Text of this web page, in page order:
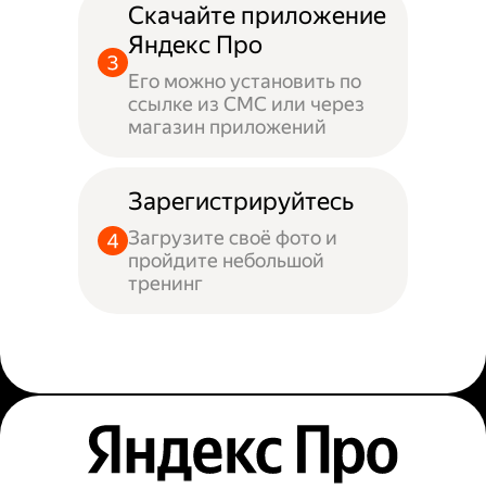
Скачайте приложение
Яндекс Про
Его можно установить по
ссылке из СМС или через
магазин приложений
Зарегистрируйтесь
Загрузите своё фото и
пройдите небольшой
тренинг